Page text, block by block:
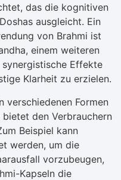
das die kognitiven
ausgleicht. Ein
von Brahmi ist
einem weiteren
Effekte
Klarheit zu erzielen.
verschiedenen Formen
bietet den Verbrauchern
Beispiel kann
werden, um die
vorzubeugen,
Kapseln die